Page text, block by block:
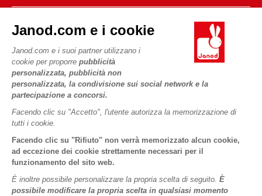
Janod.com e i cookie
Janod.com e i suoi partner utilizzano i
cookie per proporre pubblicità
personalizzata, pubblicità non
personalizzata, la condivisione sui social network e la
partecipazione a concorsi.
Facendo clic su "Accetto", l'utente autorizza la memorizzazione di
tutti i cookie.
Facendo clic su "Rifiuto" non verrà memorizzato alcun cookie,
ad eccezione dei cookie strettamente necessari per il
funzionamento del sito web.
È inoltre possibile personalizzare la propria scelta di seguito. È
possibile modificare la propria scelta in qualsiasi momento
Contatti
Negozi
Termini delle offerte
Dati personali
Cookies
Termini delle offerte
Le nostre attività
Impegni di RSI
Cos'è FSC®?
I NOSTRI SERVIZI
Pagamento
Acquista ora, paga dopo
Spedizione
Video
Regole di gioco e istruzioni
Pezzi staccati
Attività per bambini da scaricare
PROFESSIONALE
Contatti stampa
SEGUICI